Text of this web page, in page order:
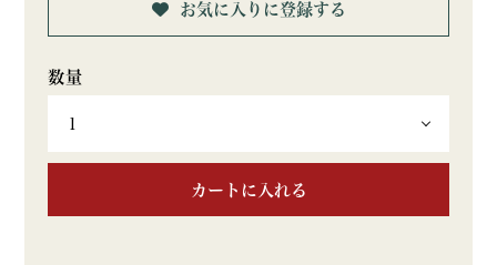
お気に入りに登録する
カートに入れる